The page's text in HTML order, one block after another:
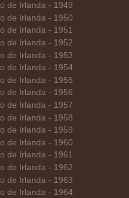
de Irlanda - 1949
de Irlanda - 1950
de Irlanda - 1951
de Irlanda - 1952
de Irlanda - 1953
de Irlanda - 1954
de Irlanda - 1955
de Irlanda - 1956
de Irlanda - 1957
de Irlanda - 1958
de Irlanda - 1959
de Irlanda - 1960
de Irlanda - 1961
de Irlanda - 1962
de Irlanda - 1963
de Irlanda - 1964